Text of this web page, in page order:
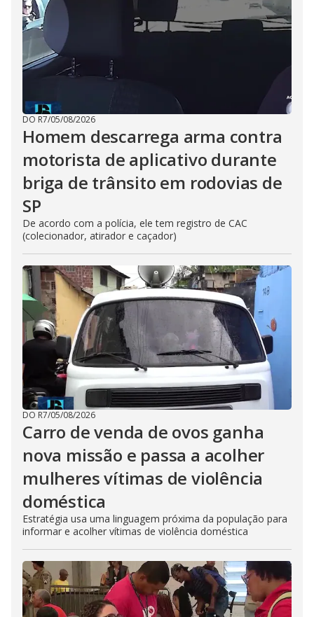
DO R7/05/08/2026
Homem descarrega arma contra
motorista de aplicativo durante
briga de trânsito em rodovias de
SP
De acordo com a polícia, ele tem registro de CAC
(colecionador, atirador e caçador)
DO R7/05/08/2026
Carro de venda de ovos ganha
nova missão e passa a acolher
mulheres vítimas de violência
doméstica
Estratégia usa uma linguagem próxima da população para
informar e acolher vítimas de violência doméstica